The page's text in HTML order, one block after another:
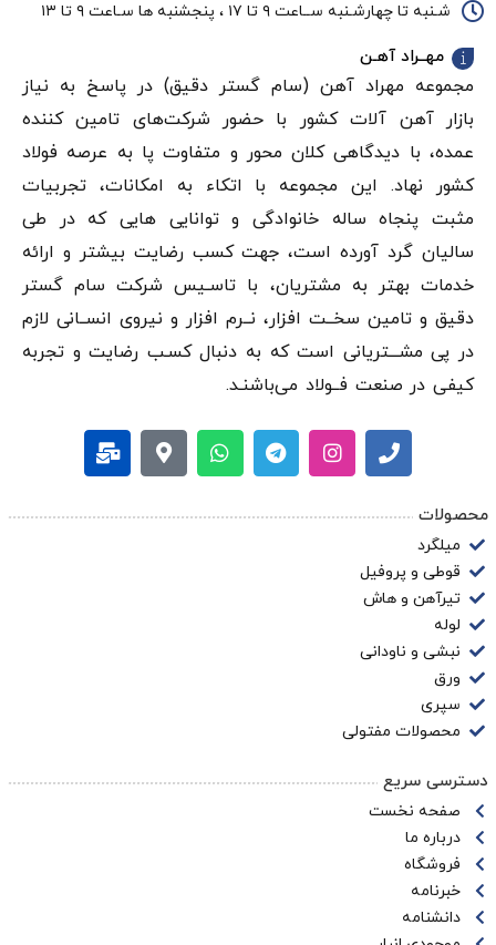
شـنبه تا چهارشـنبه ســاعت ۹ تا ۱۷ ، پنجشنبه ها سـاعت ۹ تا ۱۳
مهــراد آهـن
مجموعه مهراد آهن (سام گستر دقيق) در پاسخ به نیاز
بازار آهن‌ آلات کشور با حضور شرکت‌های تامین کننده
عمده، با دیدگاهی کلان محور و متفاوت پا به عرصه فولاد
کشور نهاد. این مجموعه با اتکاء به امکانات، تجربیات
مثبت پنجاه ساله خانوادگی و توانایی هایی که در طی
سالیان گرد آورده است، جهت کسب رضایت بیشتر و ارائه
خدمات بهتر به مشتریان، با تاسـیس شرکت سام گستر
دقيق و تامین سخــت افزار، نــرم افزار و نیروی انســانی لازم
در پی مشـــتریانی است که به دنبال کسـب رضایت و تجربه
کیفی در صنعت فــولاد می‌باشنـد.
محصولات
میلگرد
قوطی و پروفیل
تیرآهن و هاش
لوله
نبشی و ناودانی
ورق
سپری
محصولات مفتولی
دسترسی سریع
صفحه نخست
درباره ما
فروشگاه
خبرنامه
دانشنامه